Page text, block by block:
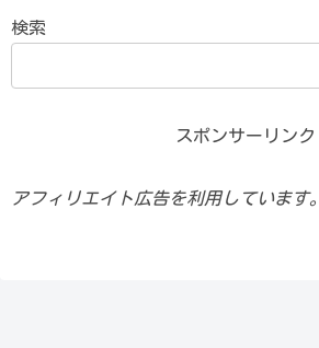
検索
スポンサーリンク
アフィリエイト広告を利用しています。